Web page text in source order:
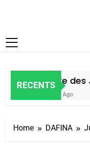
RECENTS
Histoire des
1 Semaine Ago
Home DAFINA